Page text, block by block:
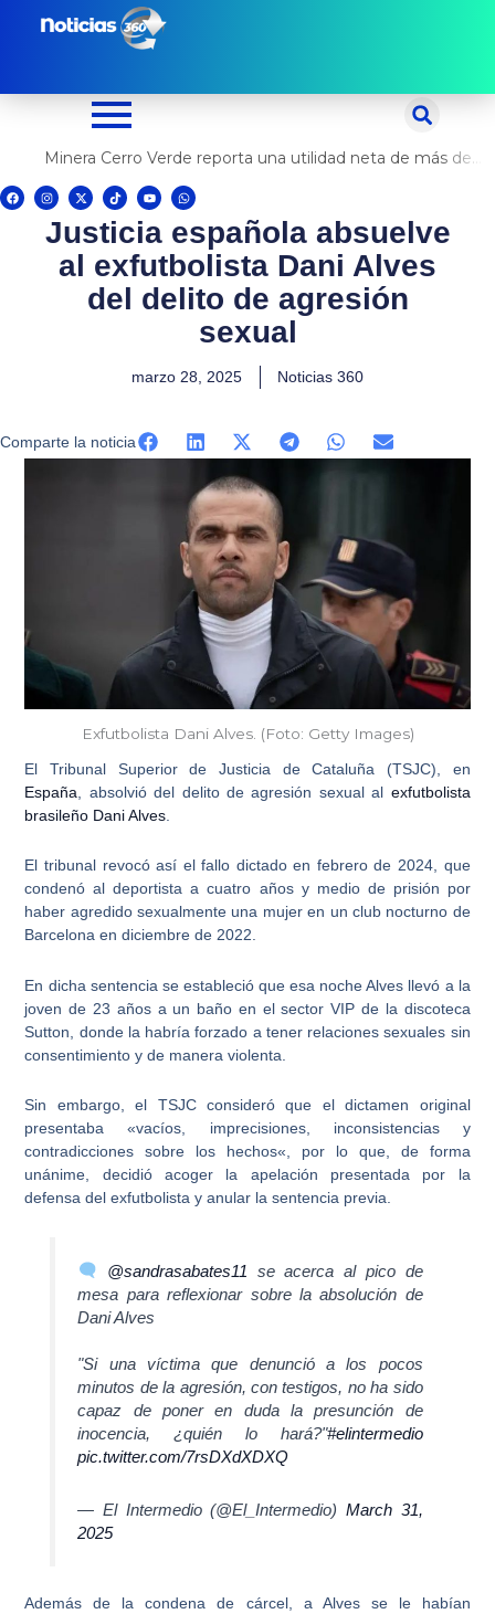
Minera Cerro Verde reporta una utilidad neta de más de US$ 500 millones
F
a
c
I
n
s
a
X
-
t
w
t
e
T
i
k
t
o
Y
o
u
t
u
e
W
h
a
t
s
p
p
Justicia española absuelve
al exfutbolista Dani Alves
del delito de agresión
sexual
marzo 28, 2025 Noticias 360
Comparte la noticia
Exfutbolista Dani Alves. (Foto: Getty Images)
El Tribunal Superior de Justicia de Cataluña (TSJC), en
España , absolvió del delito de agresión sexual al exfutbolista
brasileño Dani Alves
El tribunal revocó así el fallo dictado en febrero de 2024, que
condenó al deportista acuatro años y medio de prisión por
haber agredido sexualmente una mujer en un club nocturno de
Barcelona en diciembre de 2022.
En dicha sentencia se estableció que esa noche Alves llevó a la
joven de 23 años a un baño en el sector VIP de la discoteca
Sutton , donde la habría forzado a tener relaciones sexuales sin
consentimiento y de manera violenta.
Sin embargo, el TSJC consideró que el dictamen original
presentaba «vacíos, imprecisiones, inconsistencias y
contradicciones sobre los hechos«, por lo que, de forma
unánime, decidió acoger la apelación presentada por la
defensa del exfutbolista y anular la sentencia previa.
@sandrasabates11 se acerca al pico de
mesa para reflexionar sobre la absolución de
Dani Alves
"Si una víctima que denunció a los pocos
minutos de la agresión, con testigos, no ha sido
capaz de poner en duda la presunción de
inocencia, ¿quién lo hará?"#elintermedio
pic.twitter.com/7rsDXdXDXQ
— El Intermedio (@El_Intermedio) March 31,
2025
Además de la condena de cárcel, a Alves se le habían